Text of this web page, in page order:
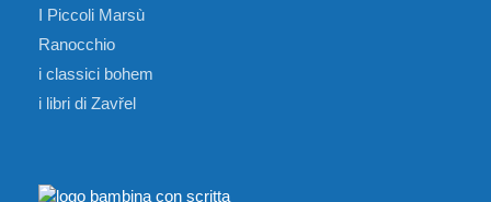
I Piccoli Marsù
Ranocchio
i classici bohem
i libri di Zavřel